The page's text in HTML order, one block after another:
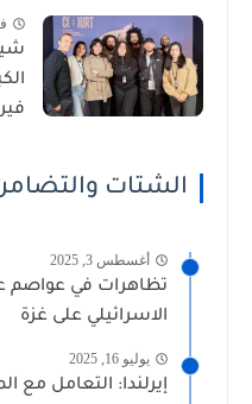
الشتات
أغسطس 3, 2025
تظاهرات في عواصم
الاسرائيلي على غزة
يوليو 16, 2025
إيرلندا: التعامل